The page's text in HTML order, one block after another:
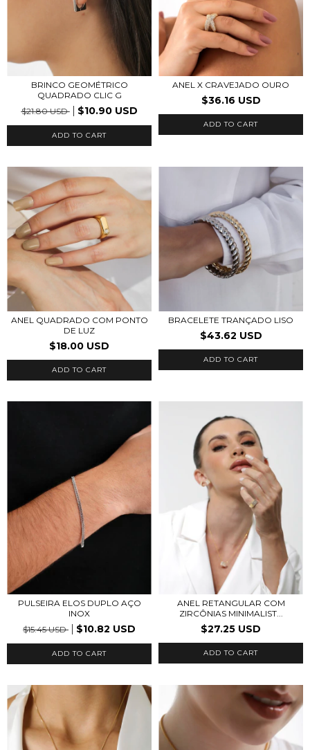
BRINCO GEOMÉTRICO
QUADRADO CLIC G
$21.80 USD
$10.90 USD
ADD TO CART
ANEL X CRAVEJADO OURO
$36.16 USD
ADD TO CART
ANEL QUADRADO COM PONTO
DE LUZ
$18.00 USD
ADD TO CART
BRACELETE TRANÇADO LISO
$43.62 USD
ADD TO CART
PULSEIRA ELOS DUPLO AÇO
INOX
$15.45 USD
$10.82 USD
ANEL RETANGULAR COM
ZIRCÔNIAS MINIMALIST...
$27.25 USD
ADD TO CART